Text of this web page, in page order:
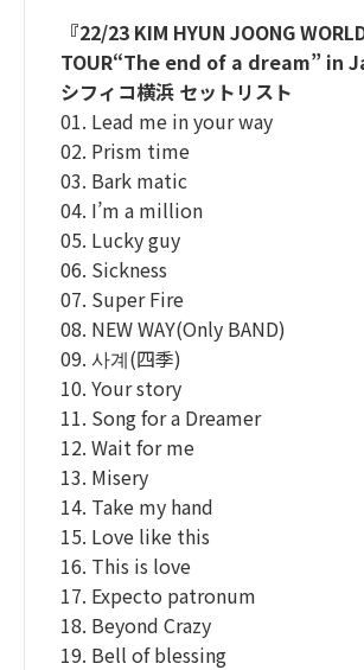
『22/23 KIM HYUN JOONG
TOUR“The end of a dream” in
シフィコ横浜 セットリスト
01. Lead me in your way
02. Prism time
03. Bark matic
04. I’m a million
05. Lucky guy
06. Sickness
07. Super Fire
08. NEW WAY(Only BAND)
09. 사계(四季)
10. Your story
11. Song for a Dreamer
12. Wait for me
13. Misery
14. Take my hand
15. Love like this
16. This is love
17. Expecto patronum
18. Beyond Crazy
19. Bell of blessing